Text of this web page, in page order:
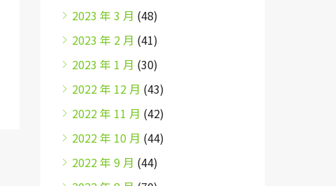
2023 年 3 月 (48)
2023 年 2 月 (41)
2023 年 1 月 (30)
2022 年 12 月 (43)
2022 年 11 月 (42)
2022 年 10 月 (44)
2022 年 9 月 (44)